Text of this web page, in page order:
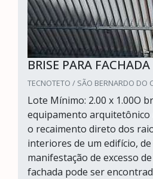
BRISE PARA FACHADA
TECNOTETO / SÃO BERNARDO DO
Lote Mínimo: 2.00 x 1.00O
equipamento
o recaimento direto dos
interiores de um edifício,
manifestação de excesso
fachada pode ser